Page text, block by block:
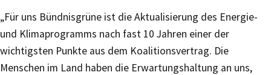
„Für uns Bündnisgrüne ist die Aktualisierung des Energie-
und Klimaprogramms nach fast 10 Jahren einer der
wichtigsten Punkte aus dem Koalitionsvertrag. Die
Menschen im Land haben die Erwartungshaltung an uns,